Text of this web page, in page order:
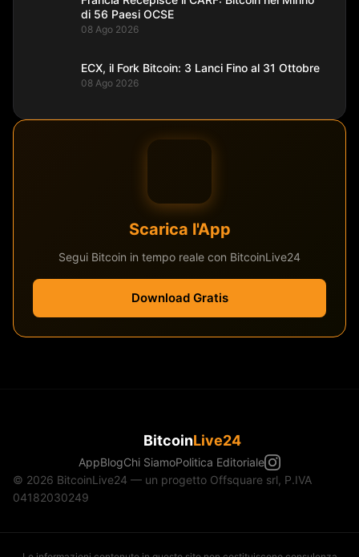
di 56 Paesi OCSE
08 Ago 2026
ECX, il Fork Bitcoin: 3 Lanci Fino al 31 Ottobre
08 Ago 2026
Scarica l'App
Segui Bitcoin in tempo reale con BitcoinLive24
Download Gratis
BitcoinLive24
AppBlogChi SiamoPolitica Editoriale
© 2026 BitcoinLive24 — un progetto Offsquare srl, P.IVA
04182030249